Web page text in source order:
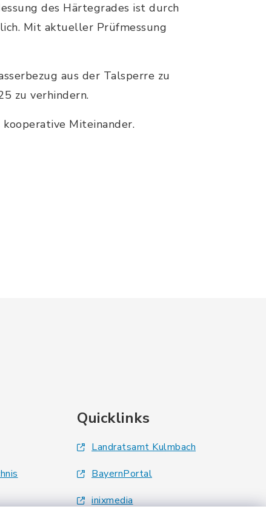
des Härtegrades ist durch
Mit aktueller Prüfmessung
aus der Talsperre zu
zu verhindern.
Miteinander.
Quicklinks
Landratsamt Kulmbach
BayernPortal
inixmedia